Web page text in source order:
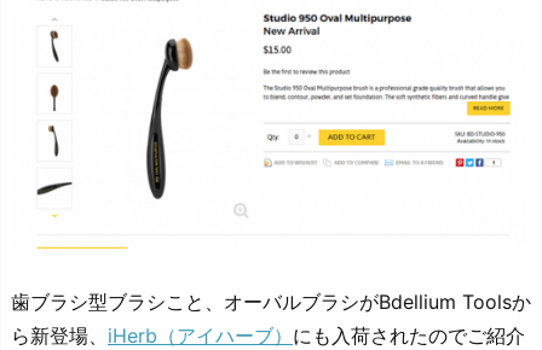
歯ブラシ型ブラシこと、オーバルブラシがBdellium Toolsか
ら新登場、 iHerb（アイハーブ） にも入荷されたのでご紹介